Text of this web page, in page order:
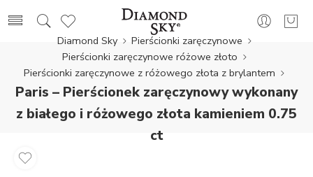
Diamond Sky
Pierścionki zaręczynowe
Pierścionki zaręczynowe różowe złoto
Pierścionki zaręczynowe z różowego złota z brylantem
Paris – Pierścionek zaręczynowy wykonany
z białego i różowego złota kamieniem 0.75
ct